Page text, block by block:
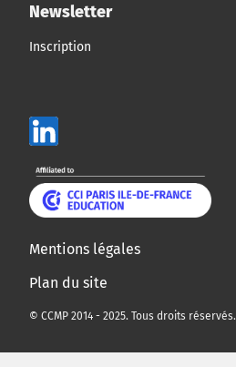
Newsletter
Inscription
Mentions légales
Plan du site
© CCMP 2014 - 2025. Tous droits réservés.